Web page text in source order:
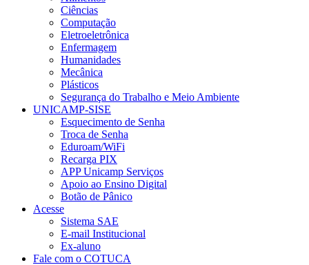
Ciências
Computação
Eletroeletrônica
Enfermagem
Humanidades
Mecânica
Plásticos
Segurança do Trabalho e Meio Ambiente
UNICAMP-SISE
Esquecimento de Senha
Troca de Senha
Eduroam/WiFi
Recarga PIX
APP Unicamp Serviços
Apoio ao Ensino Digital
Botão de Pânico
Acesse
Sistema SAE
E-mail Institucional
Ex-aluno
Fale com o COTUCA